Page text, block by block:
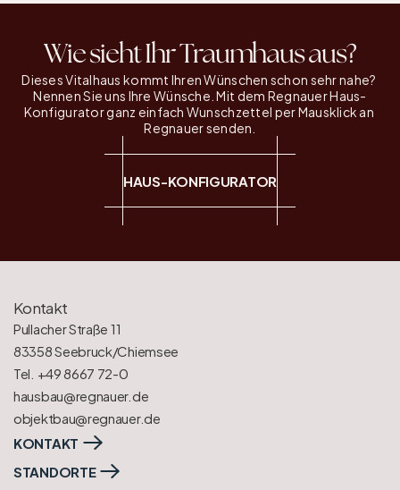
Wie sieht Ihr Traumhaus aus?
Dieses Vitalhaus kommt Ihren Wünschen schon sehr nahe?
Nennen Sie uns Ihre Wünsche. Mit dem Regnauer Haus-
Konfigurator ganz einfach Wunschzettel per Mausklick an
Regnauer senden.
HAUS-KONFIGURATOR
Kontakt
Pullacher Straße 11
83358 Seebruck/Chiemsee
Tel. +49 8667 72-0
hausbau@regnauer.de
objektbau@regnauer.de
KONTAKT
STANDORTE